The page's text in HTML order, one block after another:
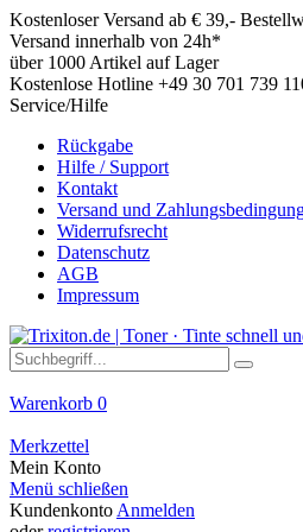
Kostenloser Versand ab € 39,-
Versand innerhalb von 24h*
über 1000 Artikel auf Lager
Kostenlose Hotline +49 30 701 739
Service/Hilfe
Rückgabe
Hilfe / Support
Kontakt
Versand und
Widerrufsrecht
Datenschutz
AGB
Impressum
Warenkorb 0
Merkzettel
Mein Konto
Menü schließen
Kundenkonto Anmelden